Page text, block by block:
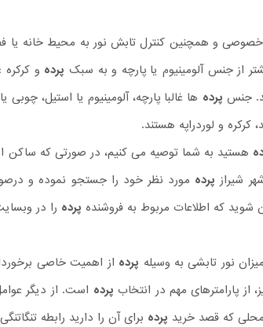
و همچنین کنترل تابش نور به محیط خانه یا
از جنس آلومینیوم یا پارچه و به سبک پرده و
جنس پرده ها غالبا پارچه، آلومینیوم یا استیل،
کرکره و لوردراپه هستند.
هستید به شما توصیه می کنیم، در صورتی که ساکن
شیراز پرده مورد نظر خود را جستجو نموده و
شوید که اطلاعات مربوط به فروشنده پرده را در
نور تابشی به وسیله پرده از اهمیت خاصی
از پارامترهای مهم در انتخاب پرده است. از دیگر
محلی که قصد خرید پرده برای آن را دارید رابطه